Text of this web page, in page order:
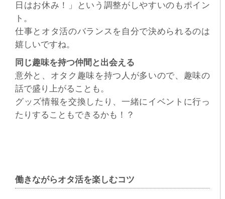
日はお休み！」という調整がしやすいのもポイン
ト。
仕事とオタ活のバランスを自分で決められるのは
嬉しいですね。
同じ趣味を持つ仲間と出会える
意外と、オタク趣味を持つ人が多いので、趣味の
話で盛り上がることも。
グッズ情報を交換したり、一緒にイベントに行っ
たりすることもできるかも！？
働きながらオタ活を楽しむコツ